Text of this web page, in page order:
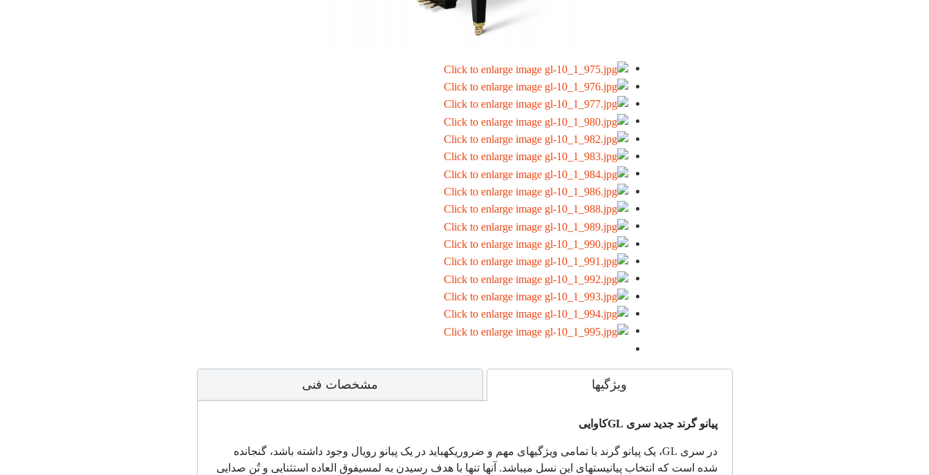
ویژگیها مشخصات فنی
پیانو گرند جدید سری GLکاوایی
در سری GL، یک پیانو گرند با تمامی ویژگی­های مهم و ضروریکهباید در یک پیانو رویال وجود داشته باشد، گنجانده
شده است که انتخاب پیانیست­های این نسل می­باشد. آنها تنها با هدف رسیدن به لمسیفوق العاده استثنایی و تُن صدایی